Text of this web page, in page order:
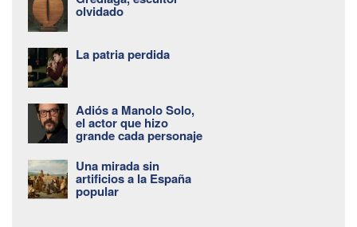
olvidado
La patria perdida
Adiós a Manolo Solo,
el actor que hizo
grande cada personaje
Una mirada sin
artificios a la España
popular